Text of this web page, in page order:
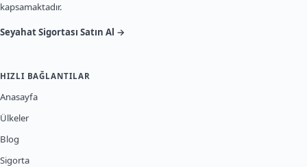
kapsamaktadır.
Seyahat Sigortası Satın Al →
HIZLI BAĞLANTILAR
Anasayfa
Ülkeler
Blog
Sigorta